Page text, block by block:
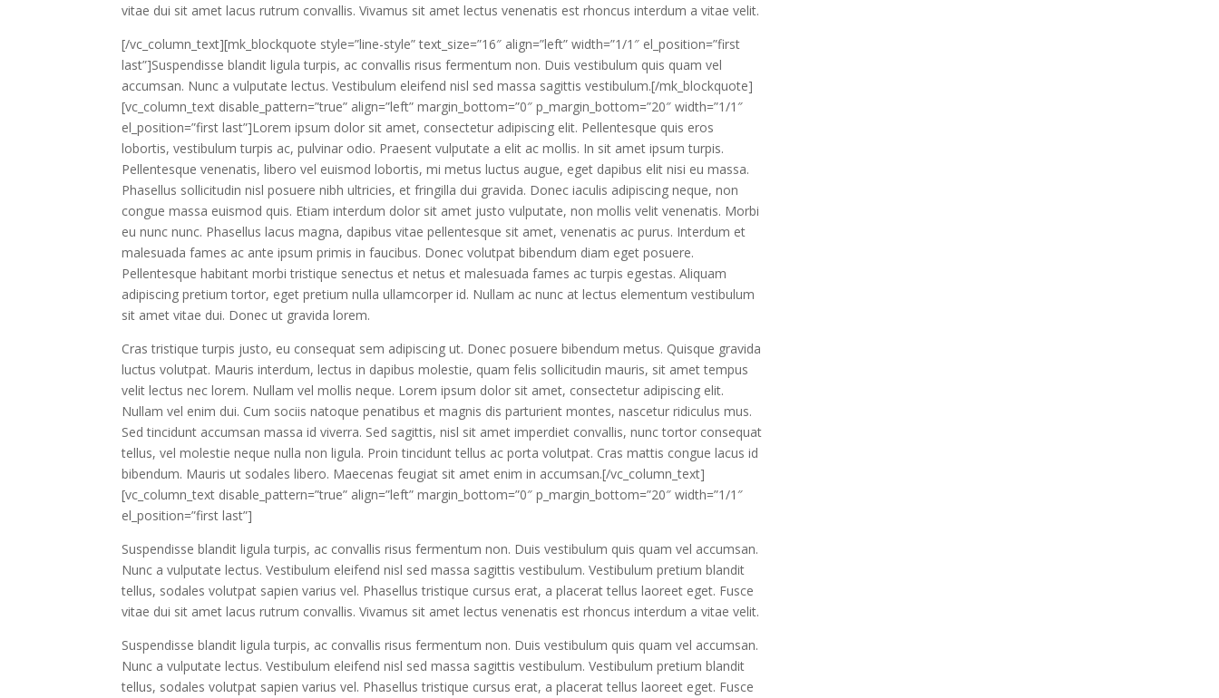
vitae dui sit amet lacus rutrum convallis. Vivamus sit amet lectus venenatis est rhoncus interdum a vitae velit.
[/vc_column_text][mk_blockquote style=”line-style” text_size=”16″ align=”left” width=”1/1″ el_position=”first
last”]Suspendisse blandit ligula turpis, ac convallis risus fermentum non. Duis vestibulum quis quam vel
accumsan. Nunc a vulputate lectus. Vestibulum eleifend nisl sed massa sagittis vestibulum.[/mk_blockquote]
[vc_column_text disable_pattern=”true” align=”left” margin_bottom=”0″ p_margin_bottom=”20″ width=”1/1″
el_position=”first last”]Lorem ipsum dolor sit amet, consectetur adipiscing elit. Pellentesque quis eros
lobortis, vestibulum turpis ac, pulvinar odio. Praesent vulputate a elit ac mollis. In sit amet ipsum turpis.
Pellentesque venenatis, libero vel euismod lobortis, mi metus luctus augue, eget dapibus elit nisi eu massa.
Phasellus sollicitudin nisl posuere nibh ultricies, et fringilla dui gravida. Donec iaculis adipiscing neque, non
congue massa euismod quis. Etiam interdum dolor sit amet justo vulputate, non mollis velit venenatis. Morbi
eu nunc nunc. Phasellus lacus magna, dapibus vitae pellentesque sit amet, venenatis ac purus. Interdum et
malesuada fames ac ante ipsum primis in faucibus. Donec volutpat bibendum diam eget posuere.
Pellentesque habitant morbi tristique senectus et netus et malesuada fames ac turpis egestas. Aliquam
adipiscing pretium tortor, eget pretium nulla ullamcorper id. Nullam ac nunc at lectus elementum vestibulum
sit amet vitae dui. Donec ut gravida lorem.
Cras tristique turpis justo, eu consequat sem adipiscing ut. Donec posuere bibendum metus. Quisque gravida
luctus volutpat. Mauris interdum, lectus in dapibus molestie, quam felis sollicitudin mauris, sit amet tempus
velit lectus nec lorem. Nullam vel mollis neque. Lorem ipsum dolor sit amet, consectetur adipiscing elit.
Nullam vel enim dui. Cum sociis natoque penatibus et magnis dis parturient montes, nascetur ridiculus mus.
Sed tincidunt accumsan massa id viverra. Sed sagittis, nisl sit amet imperdiet convallis, nunc tortor consequat
tellus, vel molestie neque nulla non ligula. Proin tincidunt tellus ac porta volutpat. Cras mattis congue lacus id
bibendum. Mauris ut sodales libero. Maecenas feugiat sit amet enim in accumsan.[/vc_column_text]
[vc_column_text disable_pattern=”true” align=”left” margin_bottom=”0″ p_margin_bottom=”20″ width=”1/1″
el_position=”first last”]
Suspendisse blandit ligula turpis, ac convallis risus fermentum non. Duis vestibulum quis quam vel accumsan.
Nunc a vulputate lectus. Vestibulum eleifend nisl sed massa sagittis vestibulum. Vestibulum pretium blandit
tellus, sodales volutpat sapien varius vel. Phasellus tristique cursus erat, a placerat tellus laoreet eget. Fusce
vitae dui sit amet lacus rutrum convallis. Vivamus sit amet lectus venenatis est rhoncus interdum a vitae velit.
Suspendisse blandit ligula turpis, ac convallis risus fermentum non. Duis vestibulum quis quam vel accumsan.
Nunc a vulputate lectus. Vestibulum eleifend nisl sed massa sagittis vestibulum. Vestibulum pretium blandit
tellus, sodales volutpat sapien varius vel. Phasellus tristique cursus erat, a placerat tellus laoreet eget. Fusce